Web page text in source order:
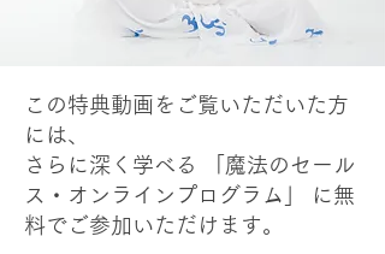
この特典動画をご覧いただいた方
には、
さらに深く学べる 「魔法のセール
ス・オンラインプログラム」 に無
料でご参加いただけます。